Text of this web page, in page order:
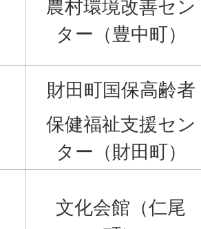
農村環境改善セン
ター（豊中町）
財田町国保高齢者
保健福祉支援セン
ター（財田町）
文化会館（仁尾